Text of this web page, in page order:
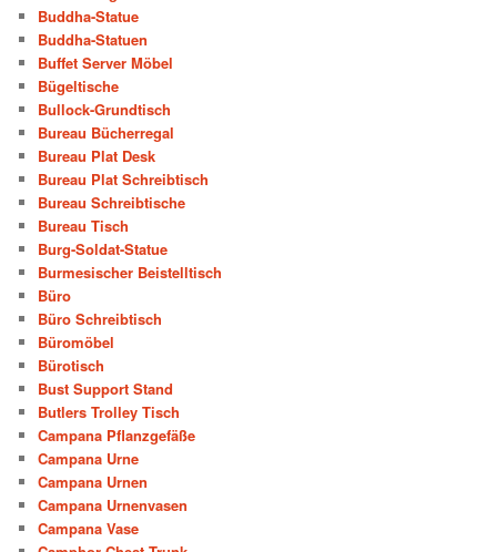
Buddha-Statue
Buddha-Statuen
Buffet Server Möbel
Bügeltische
Bullock-Grundtisch
Bureau Bücherregal
Bureau Plat Desk
Bureau Plat Schreibtisch
Bureau Schreibtische
Bureau Tisch
Burg-Soldat-Statue
Burmesischer Beistelltisch
Büro
Büro Schreibtisch
Büromöbel
Bürotisch
Bust Support Stand
Butlers Trolley Tisch
Campana Pflanzgefäße
Campana Urne
Campana Urnen
Campana Urnenvasen
Campana Vase